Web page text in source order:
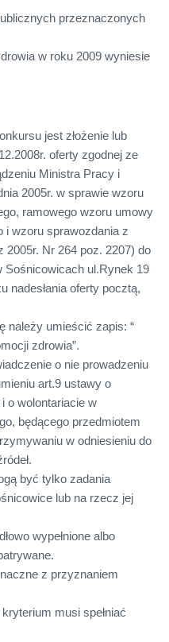
przeznaczonych
w roku 2009 wyniesie
jest złożenie lub
oferty zgodnej ze
Ministra Pracy i
2005r. w sprawie wzoru
ramowego wzoru umowy
i wzoru sprawozdania z
2005r. Nr 264 poz. 2207) do
Sośnicowicach ul.Rynek 19
nadesłania oferty pocztą,
należy umieścić zapis: “
zdrowia”.
o nie prowadzeniu
art.9 ustawy o
o wolontariacie w
będącego przedmiotem
w odniesieniu do
być tylko zadania
lub na rzecz jej
wypełnione albo
z przyznaniem
musi spełniać